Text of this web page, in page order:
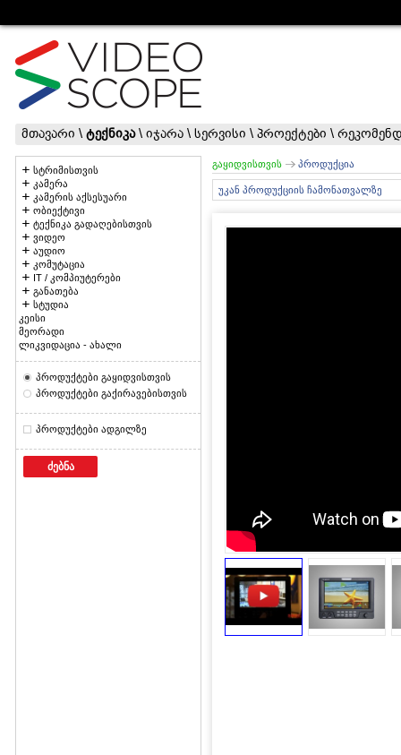
მთავარი \ ტექნიკა\ იჯარა \ სერვისი \ პროექტები \
სტრიმისთვის
კამერა
კამერის აქსესუარი
ობიექტივი
ტექნიკა გადაღებისთვის
ვიდეო
აუდიო
კომუტაცია
IT / კომპიუტერები
განათება
სტუდია
კეისი
მეორადი
ლიკვიდაცია - ახალი
პროდუქტები გაყიდვისთვის
პროდუქტები გაქირავებისთვის
პროდუქტები ადგილზე
ძებნა
გაყიდვისთვის პროდუქცია
უკან პროდუქციის ჩამონათვალზე